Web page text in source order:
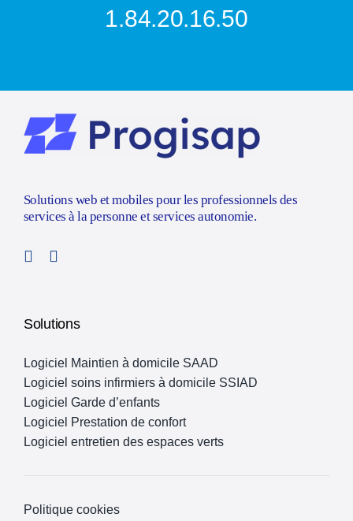
1.84.20.16.50
Solutions web et mobiles pour les professionnels des
services à la personne et services autonomie.
Solutions
Logiciel Maintien à domicile SAAD
Logiciel soins infirmiers à domicile SSIAD
Logiciel Garde d’enfants
Logiciel Prestation de confort
Logiciel entretien des espaces verts
Politique cookies